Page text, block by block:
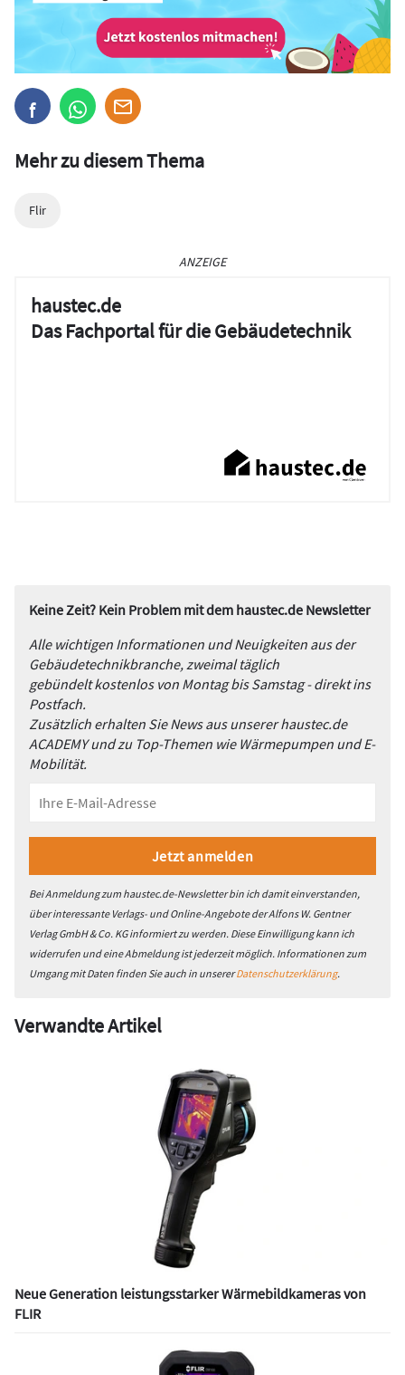
Mehr zu diesem Thema
Flir
ANZEIGE
haustec.de
Das Fachportal für die Gebäudetechnik
Keine Zeit? Kein Problem mit dem haustec.de Newsletter
Alle wichtigen Informationen und Neuigkeiten aus der
Gebäudetechnikbranche, zweimal täglich
gebündelt kostenlos von Montag bis Samstag - direkt ins
Postfach.
Zusätzlich erhalten Sie News aus unserer haustec.de
ACADEMY und zu Top-Themen wie Wärmepumpen und E-
Mobilität.
Bei Anmeldung zum haustec.de-Newsletter bin ich damit einverstanden,
über interessante Verlags- und Online-Angebote der Alfons W. Gentner
Verlag GmbH & Co. KG informiert zu werden. Diese Einwilligung kann ich
widerrufen und eine Abmeldung ist jederzeit möglich. Informationen zum
Umgang mit Daten finden Sie auch in unsererDatenschutzerklärung.
Verwandte Artikel
Neue Generation leistungsstarker Wärmebildkameras von
FLIR